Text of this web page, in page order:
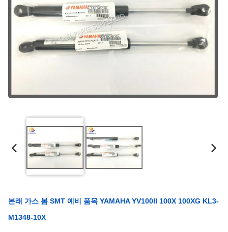
본래 가스 봄 SMT 예비 품목 YAMAHA YV100II 100X 100XG KL3-
M1348-10X